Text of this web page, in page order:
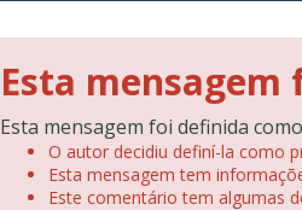
Esta
Esta mensagem foi definida
O autor decidiu definí-la como
Esta mensagem tem
Este comentário tem algumas